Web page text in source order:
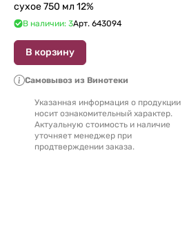
сухое 750 мл 12%
В наличии: 3Арт. 643094
В корзину
Самовывоз из Винотеки
Указанная информация о продукции
носит ознакомительный характер.
Актуальную стоимость и наличие
уточняет менеджер при
продтверждении заказа.